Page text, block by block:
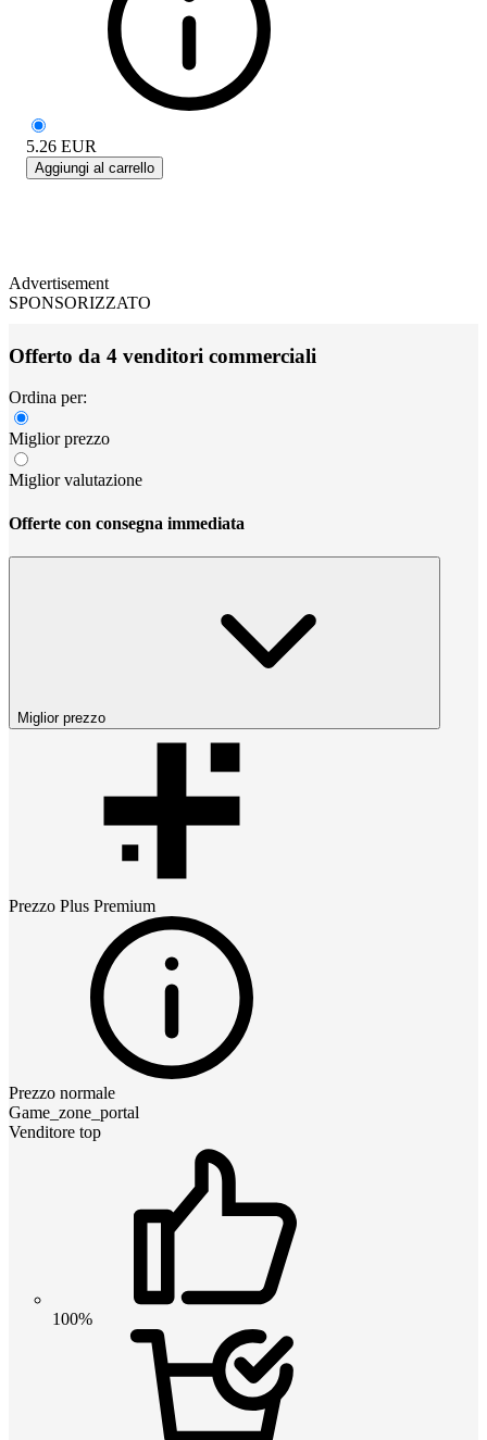
5.26 EUR
Aggiungi al carrello
Advertisement
SPONSORIZZATO
Offerto da 4 venditori commerciali
Ordina per:
Miglior prezzo
Miglior valutazione
Offerte con consegna immediata
Miglior prezzo
Prezzo Plus Premium
Prezzo normale
Game_zone_portal
Venditore top
100%